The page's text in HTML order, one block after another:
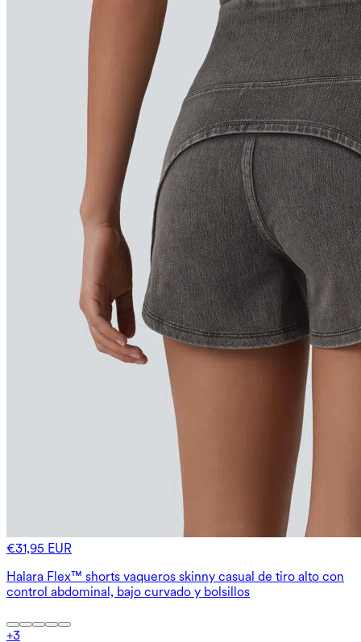
€31,95 EUR
Halara Flex™ shorts vaqueros skinny casual de tiro alto con
control abdominal, bajo curvado y bolsillos
+3